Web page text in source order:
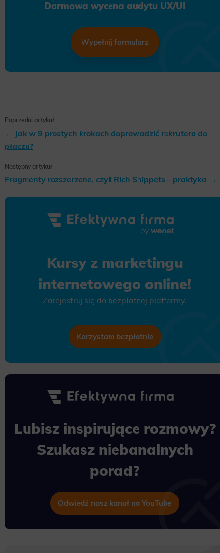
Darmowa wycena audytu UX/UI
Wypełnij formularz
Poprzedni artykuł
← Jak w 9 prostych krokach doprowadzić rekrutera do
płaczu?
Następny artykuł
Fragmenty rozszerzone, czyli Rich Snippets – praktyka →
Kursy z marketingu
internetowego online!
Zarejestruj się do bezpłatnej platformy.
Korzystam bezpłatnie
Lubisz inspirujące rozmowy?
Szukasz niebanalnych
porad?
Odwiedź nasz kanał na YouTube